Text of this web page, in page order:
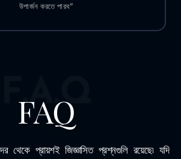
উপার্জন করতে পারব”
F.A.Q
FAQ
থেকে প্রায়শই জিজ্ঞাসিত প্রশ্নগুলি রয়েছে৷ যদি